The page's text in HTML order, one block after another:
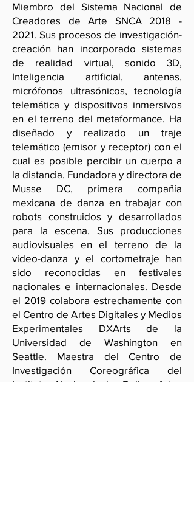
Miembro del Sistema Nacional de
Creadores de Arte SNCA 2018 -
2021. Sus procesos de investigación-
creación han incorporado sistemas
de realidad virtual, sonido 3D,
Inteligencia artificial, antenas,
micrófonos ultrasónicos, tecnología
telemática y dispositivos inmersivos
en el terreno del metaformance. Ha
diseñado y realizado un traje
telemático (emisor y receptor) con el
cual es posible percibir un cuerpo a
la distancia. Fundadora y directora de
Musse DC, primera compañía
mexicana de danza en trabajar con
robots construidos y desarrollados
para la escena. Sus producciones
audiovisuales en el terreno de la
video-danza y el cortometraje han
sido reconocidas en festivales
nacionales e internacionales. Desde
el 2019 colabora estrechamente con
el Centro de Artes Digitales y Medios
Experimentales DXArts de la
Universidad de Washington en
Seattle. Maestra del Centro de
Investigación Coreográfica del
Instituto Nacional de Bellas Artes